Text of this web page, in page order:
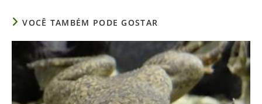
VOCÊ TAMBÉM PODE GOSTAR